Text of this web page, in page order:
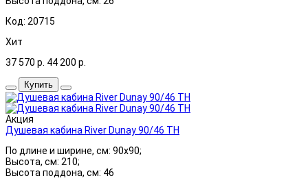
Код: 20715
Хит
37 570 р. 44 200 р.
Купить
Акция
Душевая кабина River Dunay 90/46 ТН
По длине и ширине, см: 90x90;
Высота, см: 210;
Высота поддона, см: 46